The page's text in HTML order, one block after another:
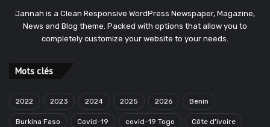
Jannah is a Clean Responsive WordPress Newspaper, Magazine,
News and Blog theme. Packed with options that allow you to
completely customize your website to your needs.
Mots clés
2022 2023 2024 2025 2026 Benin
Burkina Faso Covid-19 covid-19 Togo Côte d'ivoire